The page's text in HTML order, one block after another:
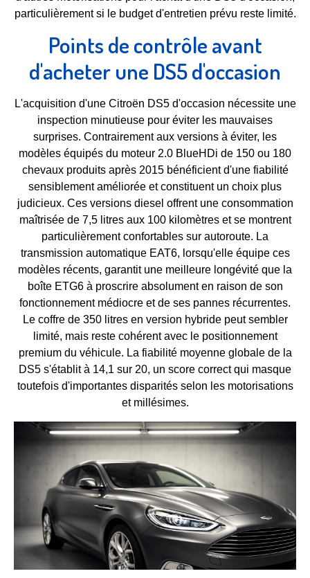
particulièrement si le budget d'entretien prévu reste limité.
Points de contrôle avant
d'acheter une DS5 d'occasion
L'acquisition d'une Citroën DS5 d'occasion nécessite une
inspection minutieuse pour éviter les mauvaises
surprises. Contrairement aux versions à éviter, les
modèles équipés du moteur 2.0 BlueHDi de 150 ou 180
chevaux produits après 2015 bénéficient d'une fiabilité
sensiblement améliorée et constituent un choix plus
judicieux. Ces versions diesel offrent une consommation
maîtrisée de 7,5 litres aux 100 kilomètres et se montrent
particulièrement confortables sur autoroute. La
transmission automatique EAT6, lorsqu'elle équipe ces
modèles récents, garantit une meilleure longévité que la
boîte ETG6 à proscrire absolument en raison de son
fonctionnement médiocre et de ses pannes récurrentes.
Le coffre de 350 litres en version hybride peut sembler
limité, mais reste cohérent avec le positionnement
premium du véhicule. La fiabilité moyenne globale de la
DS5 s'établit à 14,1 sur 20, un score correct qui masque
toutefois d'importantes disparités selon les motorisations
et millésimes.